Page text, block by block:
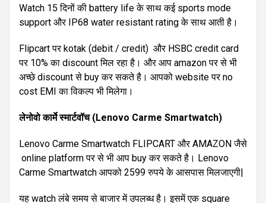
Watch 15 दिनों की battery life के साथ कई sports mode
support और IP68 water resistant rating के साथ आती है।
Flipcart पर kotak (debit / credit) और HSBC credit card
पर 10% का discount मिल रहा है। और आप amazon पर से भी
अच्छे discount से buy कर सकते है। आपको website पर no
cost EMI का विकल्प भी मिलेगा।
लेनोवो कार्मे स्मार्टवॉच(Lenovo Carme Smartwatch)
Lenovo Carme Smartwatch FLIPCART और AMAZON जैसे
online platform पर से भी आप buy कर सकते है। Lenovo
Carme Smartwatch आपको 2599 रुपये के आसपास मिलजाएगी|
यह watch लंबे समय से बाजार में उपलब्ध है। इसमें एक square